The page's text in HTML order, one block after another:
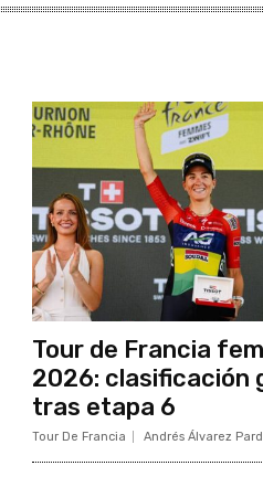
Tour de Francia
2026: clasificación
tras etapa 6
Tour De Francia Andrés Álvarez